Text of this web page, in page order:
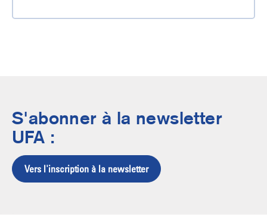
S'abonner à la newsletter
UFA :
Vers l'inscription à la newsletter